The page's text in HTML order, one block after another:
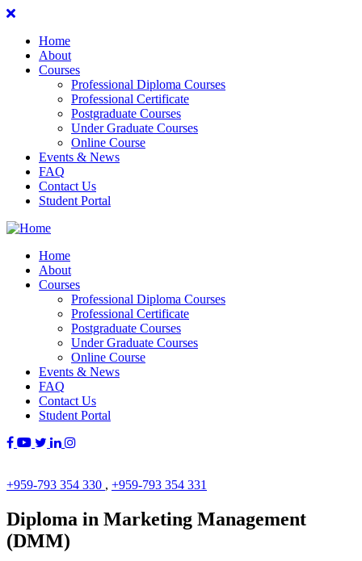
Home
About
Courses
Professional Diploma Courses
Professional Certificate
Postgraduate Courses
Under Graduate Courses
Online Course
Events & News
FAQ
Contact Us
Student Portal
Home
About
Courses
Professional Diploma Courses
Professional Certificate
Postgraduate Courses
Under Graduate Courses
Online Course
Events & News
FAQ
Contact Us
Student Portal
+959-793 354 330 , +959-793 354 331
Diploma in Marketing Management
(DMM)